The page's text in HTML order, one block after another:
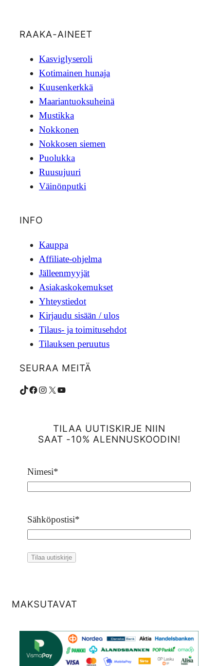
RAAKA-AINEET
Kasviglyseroli
Kotimainen hunaja
Kuusenkerkkä
Maariantuoksuheinä
Mustikka
Nokkonen
Nokkosen siemen
Puolukka
Ruusujuuri
Väinönputki
INFO
Kauppa
Affiliate-ohjelma
Jälleenmyyjät
Asiakaskokemukset
Yhteystiedot
Kirjaudu sisään / ulos
Tilaus- ja toimitusehdot
Tilauksen peruutus
SEURAA MEITÄ
TikTok Facebook Instagram X YouTube
TILAA UUTISKIRJE NIIN
SAAT -10% ALENNUSKOODIN!
Nimesi*
Sähköpostisi*
MAKSUTAVAT